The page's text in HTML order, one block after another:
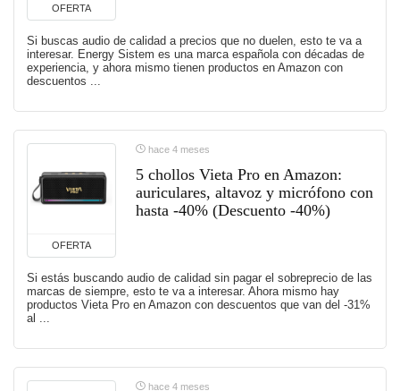
OFERTA
Si buscas audio de calidad a precios que no duelen, esto te va a
interesar. Energy Sistem es una marca española con décadas de
experiencia, y ahora mismo tienen productos en Amazon con
descuentos ...
OFERTA
hace 4 meses
5 chollos Vieta Pro en Amazon:
auriculares, altavoz y micrófono con
hasta -40% (Descuento -40%)
Si estás buscando audio de calidad sin pagar el sobreprecio de las
marcas de siempre, esto te va a interesar. Ahora mismo hay
productos Vieta Pro en Amazon con descuentos que van del -31%
al ...
hace 4 meses